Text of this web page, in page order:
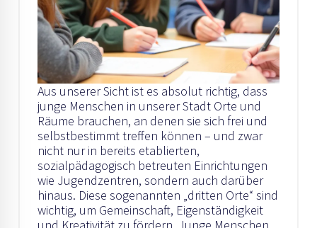
Aus unserer Sicht ist es absolut richtig, dass
junge Menschen in unserer Stadt Orte und
Räume brauchen, an denen sie sich frei und
selbstbestimmt treffen können – und zwar
nicht nur in bereits etablierten,
sozialpädagogisch betreuten Einrichtungen
wie Jugendzentren, sondern auch darüber
hinaus. Diese sogenannten „dritten Orte“ sind
wichtig, um Gemeinschaft, Eigenständigkeit
und Kreativität zu fördern. Junge Menschen